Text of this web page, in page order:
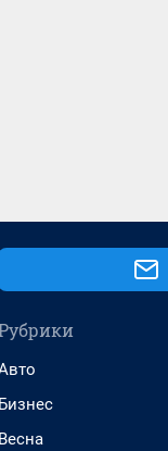
Бизнес
Весна